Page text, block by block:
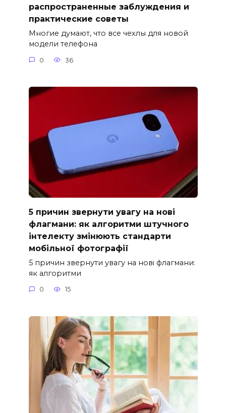
распространенные заблуждения и
практические советы
Многие думают, что все чехлы для новой
модели телефона
0 36
5 причин звернути увагу на нові
флагмани: як алгоритми штучного
інтелекту змінюють стандарти
мобільної фотографії
5 причин звернути увагу на нові флагмани:
як алгоритми
0 15